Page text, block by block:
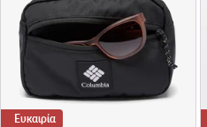
Ευκαιρία